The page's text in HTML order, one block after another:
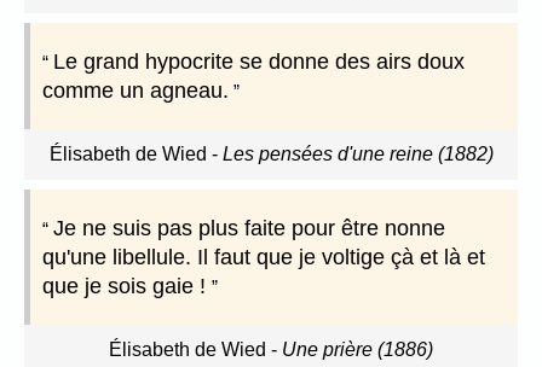
Le grand hypocrite se donne des airs doux
comme un agneau.
Élisabeth de Wied - Les pensées d'une reine (1882)
Je ne suis pas plus faite pour être nonne
qu'une libellule. Il faut que je voltige çà et là et
que je sois gaie !
Élisabeth de Wied - Une prière (1886)